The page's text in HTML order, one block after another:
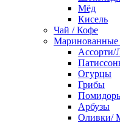
Мёд
Кисель
Чай / Кофе
Ассорти/
Огурцы
Грибы
Арбузы
Оливки/